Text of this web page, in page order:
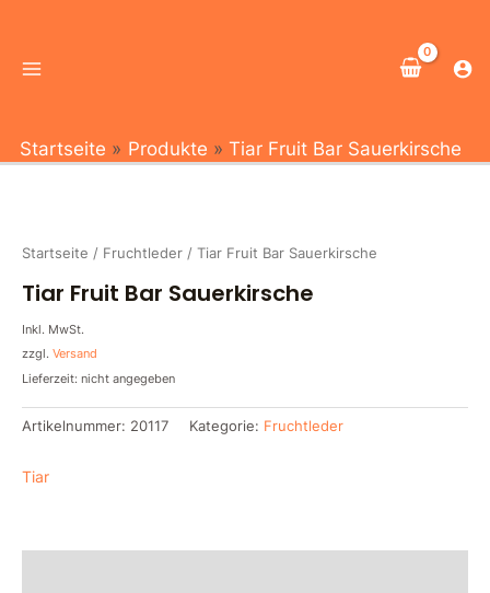
springen
Menu
Startseite Produkte Tiar Fruit Bar Sauerkirsche
Startseite / Fruchtleder / Tiar Fruit Bar Sauerkirsche
Tiar Fruit Bar Sauerkirsche
Inkl. MwSt.
zzgl. Versand
Lieferzeit: nicht angegeben
Artikelnummer: 20117 Kategorie: Fruchtleder
Tiar